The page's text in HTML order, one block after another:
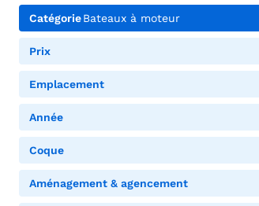
CatégorieBateaux à moteur
Prix
Emplacement
Année
Coque
Aménagement & agencement